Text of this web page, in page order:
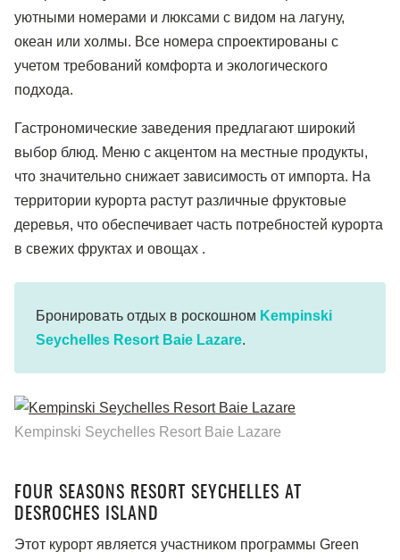
уютными номерами и люксами с видом на лагуну,
океан или холмы. Все номера спроектированы с
учетом требований комфорта и экологического
подхода.
Гастрономические заведения предлагают широкий
выбор блюд. Меню с акцентом на местные продукты,
что значительно снижает зависимость от импорта. На
территории курорта растут различные фруктовые
деревья, что обеспечивает часть потребностей курорта
в свежих фруктах и овощах .
Бронировать отдых в роскошном Kempinski
Seychelles Resort Baie Lazare.
Kempinski Seychelles Resort Baie Lazare
FOUR SEASONS RESORT SEYCHELLES AT
DESROCHES ISLAND
Этот курорт является участником программы Green